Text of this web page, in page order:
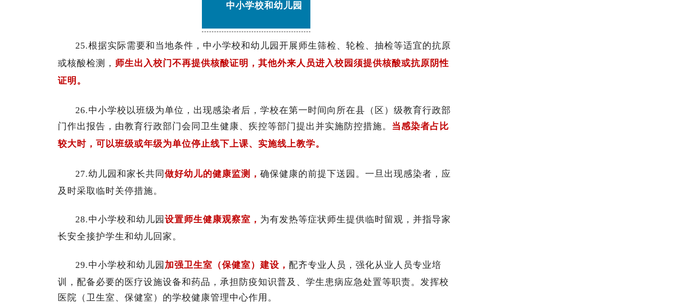
中小学校和幼儿园
25.根据实际需要和当地条件，中小学校和幼儿园开展师生筛检、轮检、抽检等适宜的抗原
或核酸检测， 师生出入校门不再提供核酸证明，其他外来人员进入校园须提供核酸或抗原阴性
证明。
26.中小学校以班级为单位，出现感染者后，学校在第一时间向所在县（区）级教育行政部
门作出报告，由教育行政部门会同卫生健康、疾控等部门提出并实施防控措施。 当感染者占比
较大时，可以班级或年级为单位停止线下上课、实施线上教学。
27.幼儿园和家长共同 做好幼儿的健康监测， 确保健康的前提下送园。一旦出现感染者，应
及时采取临时关停措施。
28.中小学校和幼儿园 设置师生健康观察室， 为有发热等症状师生提供临时留观，并指导家
长安全接护学生和幼儿回家。
29.中小学校和幼儿园 加强卫生室（保健室）建设， 配齐专业人员，强化从业人员专业培
训，配备必要的医疗设施设备和药品，承担防疫知识普及、学生患病应急处置等职责。发挥校
医院（卫生室、保健室）的学校健康管理中心作用。